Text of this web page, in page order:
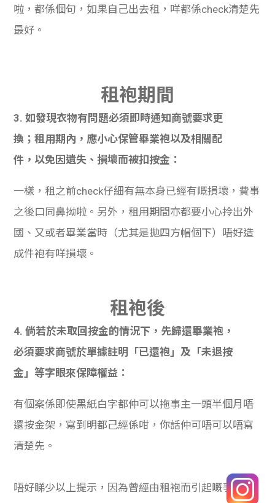
啦，都係個句，如果自己出去租，咩都係check清楚先
最好。
租袍期間
3. 如發現衣物有問題必須即時通知商號要求更
換；租用期內，應小心保管畢業袍以及相關配
件，以免因遺失、損壞而被扣按金：
一樣，租之前check仔細有無本身已經有嘅損壞，費事
之後口同鼻拗啦。另外，租用期間亦都要小心拎出外
國、又或者畢業當時（尤其是拋四方帽個下）唔好造
成件袍有咩損壞。
租袍後
4. 倘若於未取回按金的情況下，先歸還畢業袍，
必須要求商號於單據註明「已還袍」及「未退按
金」等字眼來保障權益：
有個案係即使黑紙白字都仲可以拖事主一頭半個月唔
還按金架，寫到明都己經係咁，你話仲可唔可以唔寫
清楚先。
唔好睇少以上提示，因為曾經由租袍而引起嘅爭拗真